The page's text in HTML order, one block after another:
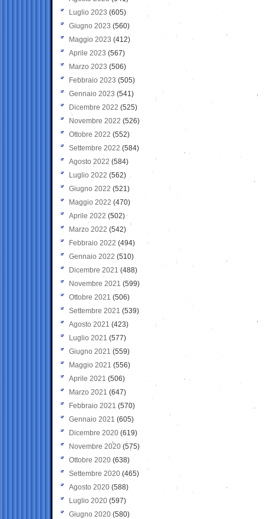
Luglio 2023 (605)
Giugno 2023 (560)
Maggio 2023 (412)
Aprile 2023 (567)
Marzo 2023 (506)
Febbraio 2023 (505)
Gennaio 2023 (541)
Dicembre 2022 (525)
Novembre 2022 (526)
Ottobre 2022 (552)
Settembre 2022 (584)
Agosto 2022 (584)
Luglio 2022 (562)
Giugno 2022 (521)
Maggio 2022 (470)
Aprile 2022 (502)
Marzo 2022 (542)
Febbraio 2022 (494)
Gennaio 2022 (510)
Dicembre 2021 (488)
Novembre 2021 (599)
Ottobre 2021 (506)
Settembre 2021 (539)
Agosto 2021 (423)
Luglio 2021 (577)
Giugno 2021(559)
Maggio 2021 (556)
Aprile 2021 (506)
Marzo 2021 (647)
Febbraio 2021 (570)
Gennaio 2021 (605)
Dicembre 2020 (619)
Novembre 2020 (575)
Ottobre 2020 (638)
Settembre 2020(465)
Agosto 2020 (588)
Luglio 2020 (597)
Giugno 2020 (580)